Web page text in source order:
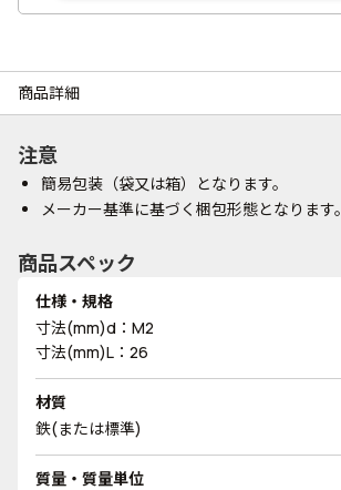
商品詳細
注意
簡易包装（袋又は箱）となります。
メーカー基準に基づく梱包形態となります。
商品スペック
仕様・規格
寸法(mm)d：M2
寸法(mm)L：26
材質
鉄(または標準)
質量・質量単位